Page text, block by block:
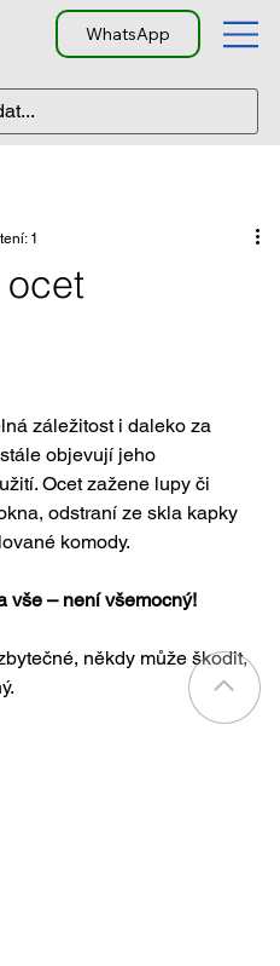
WhatsApp
1
záležitost i daleko za
objevují jeho
Ocet zažene lupy či
odstraní ze skla kapky
komody.
vše – není všemocný!
někdy může škodit,